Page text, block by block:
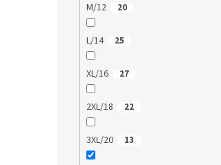
M/12 20
L/14 25
XL/16 27
2XL/18 22
3XL/20 13